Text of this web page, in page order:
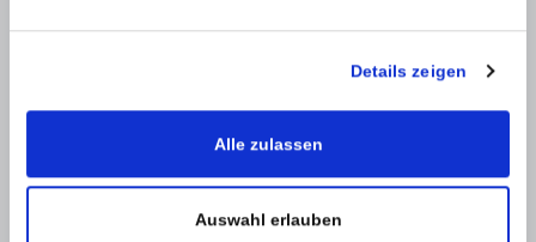
Details zeigen
Alle zulassen
Auswahl erlauben